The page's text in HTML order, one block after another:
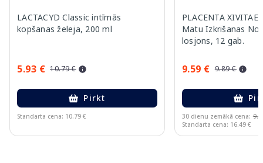
LACTACYD Classic intīmās
kopšanas želeja, 200 ml
5.93 € 10.79 €
Pirkt
Standarta cena: 10.79 €
PLACENTA
Matu Izkrišanas
losjons, 12 gab.
9.59 € 9.89 €
30 dienu zemākā cena:
Standarta cena: 16.49 €